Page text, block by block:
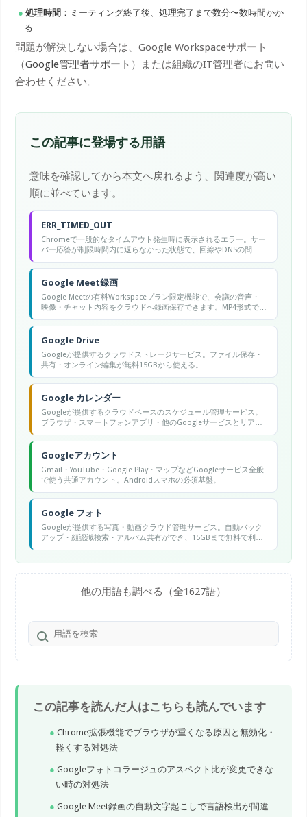
処理時間 ：ミーティング終了後、処理完了まで数分〜数時間かか
る
問題が解決しない場合は、Google Workspaceサポート
（Google管理者サポート ）または組織のIT管理者にお問い
合わせください。
この記事に登場する用語
意味を確認してから本文へ戻れるよう、関連度が高い
順に並べています。
ERR_TIMED_OUT
Chromeで一般的なタイムアウト発生時に表示されるエラー。サー
バー応答が制限時間内に返らなかった状態で、回線やDNSの問題
が多い。
Google Meet録画
Google Meetの有料Workspaceプラン限定機能で、会議の音声・
映像・チャット内容をクラウドへ録画保存できます。MP4形式で主
催者のドライブに自動保存されます。
Google Drive
Googleが提供するクラウドストレージサービス。ファイル保存・
共有・オンライン編集が無料15GBから使える。
Google カレンダー
Googleが提供するクラウドベースのスケジュール管理サービス。
ブラウザ・スマートフォンアプリ・他のGoogleサービスとリアル
タイムで同期でき、複数カレンダーの管理・イベント招待・会議
リンク自動生成などが無料で使える。
Googleアカウント
Gmail・YouTube・Google Play・マップなどGoogleサービス全般
で使う共通アカウント。Androidスマホの必須基盤。
Google フォト
Googleが提供する写真・動画クラウド管理サービス。自動バック
アップ・顔認識検索・アルバム共有ができ、15GBまで無料で利用
可能。
他の用語も調べる（全1627語）
この記事を読んだ人はこちらも読んでいます
Chrome拡張機能でブラウザが重くなる原因と無効化・
軽くする対処法
Googleフォトコラージュのアスペクト比が変更できな
い時の対処法
Google Meet録画の自動文字起こしで言語検出が間違